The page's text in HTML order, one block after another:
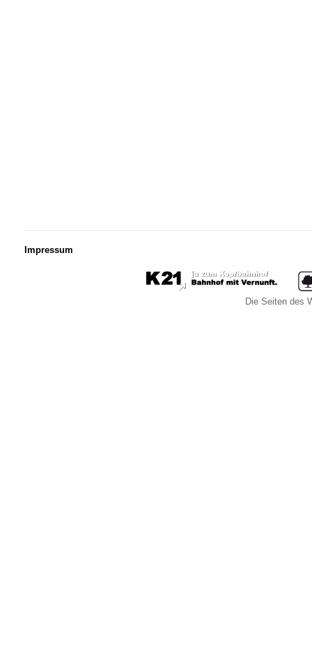
Impressum
Die Seiten des